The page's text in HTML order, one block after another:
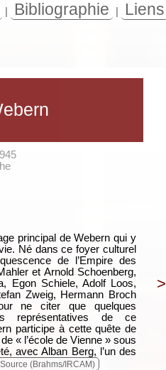
Bibliographie Liens
principal de Webern qui y
Né dans ce foyer culturel
de l’Empire des
et Arnold Schoenberg,
Egon Schiele, Adolf Loos,
Zweig, Hermann Broch
ne citer que quelques
représentatives de ce
participe à cette quête de
« l’école de Vienne » sous
avec Alban Berg, l’un des
Source (Brahms/IRCAM)
>